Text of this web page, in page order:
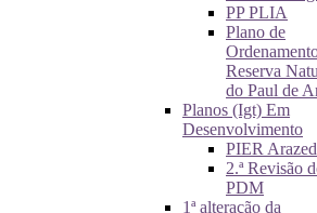
PP PLIA
Plano de
Reserva
do Paul de
Planos (Igt) Em
Desenvolvimento
PIER
2.ª Revisão
PDM
1ª alteração da